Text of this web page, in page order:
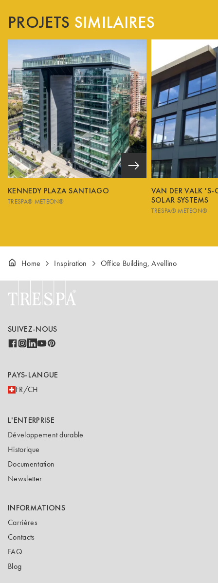
PROJETS SIMILAIRES
KENNEDY PLAZA SANTIAGO
TRESPA® METEON®
VAN DER VALK 'S-
SOLAR SYSTEMS
TRESPA® METEON®
Home Inspiration Office Building, Avellino
SUIVEZ-NOUS
PAYS-LANGUE
FR/CH
L'ENTERPRISE
Développement durable
Historique
Documentation
Newsletter
INFORMATIONS
Carrières
Contacts
FAQ
Blog